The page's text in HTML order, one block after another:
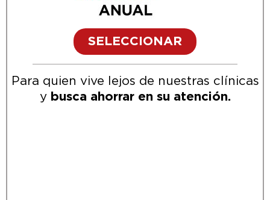
SELECCIONAR
Para quien vive lejos de nuestras clínicas
y busca ahorrar en su atención.